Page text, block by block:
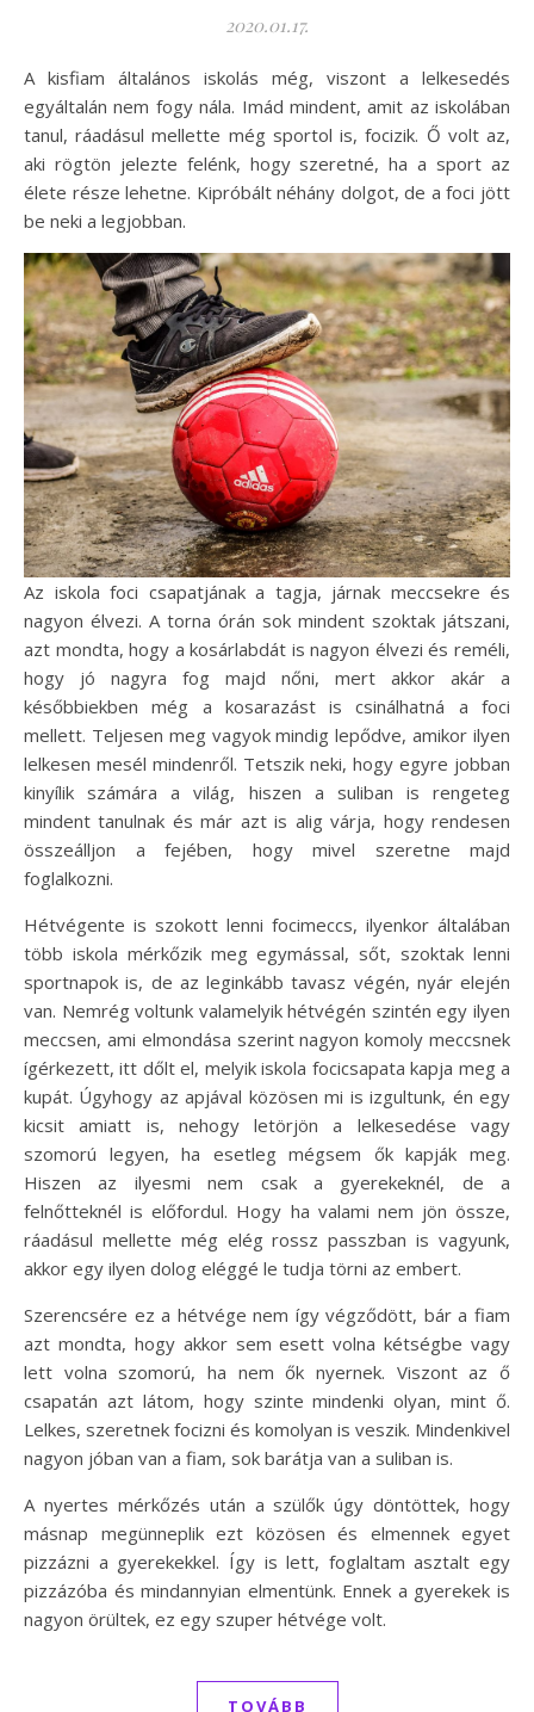
2020.01.17.
A kisfiam általános iskolás még, viszont a lelkesedés
egyáltalán nem fogy nála. Imád mindent, amit az iskolában
tanul, ráadásul mellette még sportol is, focizik. Ő volt az,
aki rögtön jelezte felénk, hogy szeretné, ha a sport az
élete része lehetne. Kipróbált néhány dolgot, de a foci jött
be neki a legjobban.
Az iskola foci csapatjának a tagja, járnak meccsekre és
nagyon élvezi. A torna órán sok mindent szoktak játszani,
azt mondta, hogy a kosárlabdát is nagyon élvezi és reméli,
hogy jó nagyra fog majd nőni, mert akkor akár a
későbbiekben még a kosarazást is csinálhatná a foci
mellett. Teljesen meg vagyok mindig lepődve, amikor ilyen
lelkesen mesél mindenről. Tetszik neki, hogy egyre jobban
kinyílik számára a világ, hiszen a suliban is rengeteg
mindent tanulnak és már azt is alig várja, hogy rendesen
összeálljon a fejében, hogy mivel szeretne majd
foglalkozni.
Hétvégente is szokott lenni focimeccs, ilyenkor általában
több iskola mérkőzik meg egymással, sőt, szoktak lenni
sportnapok is, de az leginkább tavasz végén, nyár elején
van. Nemrég voltunk valamelyik hétvégén szintén egy ilyen
meccsen, ami elmondása szerint nagyon komoly meccsnek
ígérkezett, itt dőlt el, melyik iskola focicsapata kapja meg a
kupát. Úgyhogy az apjával közösen mi is izgultunk, én egy
kicsit amiatt is, nehogy letörjön a lelkesedése vagy
szomorú legyen, ha esetleg mégsem ők kapják meg.
Hiszen az ilyesmi nem csak a gyerekeknél, de a
felnőtteknél is előfordul. Hogy ha valami nem jön össze,
ráadásul mellette még elég rossz passzban is vagyunk,
akkor egy ilyen dolog eléggé le tudja törni az embert.
Szerencsére ez a hétvége nem így végződött, bár a fiam
azt mondta, hogy akkor sem esett volna kétségbe vagy
lett volna szomorú, ha nem ők nyernek. Viszont az ő
csapatán azt látom, hogy szinte mindenki olyan, mint ő.
Lelkes, szeretnek focizni és komolyan is veszik. Mindenkivel
nagyon jóban van a fiam, sok barátja van a suliban is.
A nyertes mérkőzés után a szülők úgy döntöttek, hogy
másnap megünneplik ezt közösen és elmennek egyet
pizzázni a gyerekekkel. Így is lett, foglaltam asztalt egy
pizzázóba és mindannyian elmentünk. Ennek a gyerekek is
nagyon örültek, ez egy szuper hétvége volt.
TOVÁBB